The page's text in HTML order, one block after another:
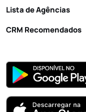
Lista de Agências
CRM Recomendados